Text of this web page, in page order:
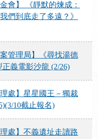
會】 《靜默的煉成：
們到底走了多遠？》
管理局】《尋找湯德
義電影沙龍 (2/26)
處】星星國王－獨裁
10截止報名)
處】不義遺址走讀路